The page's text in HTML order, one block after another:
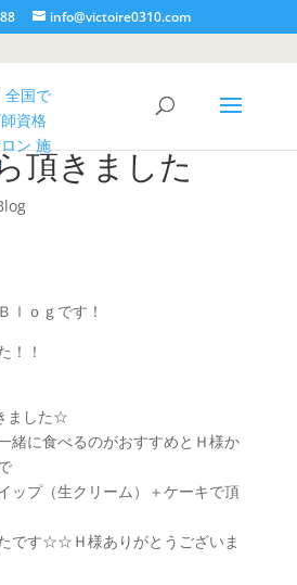
info@victoire0310.com
頂きました
ｌｏｇです！
！！
ました☆
緒に食べるのがおすすめとＨ様か
ップ（生クリーム）＋ケーキで頂
です☆☆Ｈ様ありがとうございま